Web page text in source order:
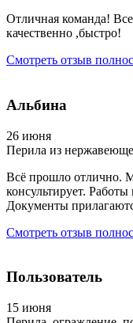
Отличная команда!
качественно ,быстро!
Смотреть отзыв
Альбина
26 июня
Перила из
Всё прошло отлично.
консультирует.
Документы
Смотреть отзыв
Пользователь
15 июня